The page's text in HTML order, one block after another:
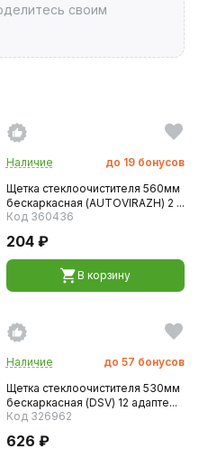
своим
Наличие до 19 бонусов
Щетка стеклоочистителя 560мм
бескаркасная (AUTOVIRAZH) 2 ...
Код 360436
204 ₽
В корзину
Наличие до 57 бонусов
Щетка стеклоочистителя 530мм
бескаркасная (DSV) 12 адапте...
Код 326962
626 ₽